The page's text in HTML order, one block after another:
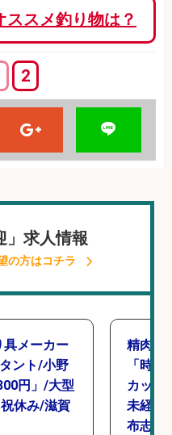
スメ釣り物は？
2
」求人情報
の方はコチラ
メーカー
ント/小野
円」/大型
休み/滋賀
精肉・
「時
カット
未経験
布志市